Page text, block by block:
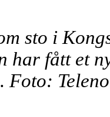
sto i
har fått et
Foto: